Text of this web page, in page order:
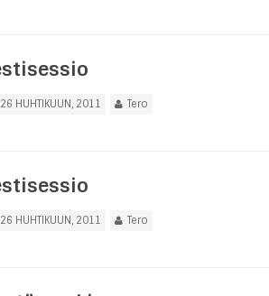
26 HUHTIKUUN, 2011 Tero
26 HUHTIKUUN, 2011 Tero